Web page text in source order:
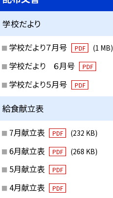
学校だより
学校だより７月号 PDF (1 MB)
学校だより ６月号 PDF
学校だより５月号 PDF
給食献立表
7月献立表 PDF (232 KB)
6月献立表 PDF (268 KB)
5月献立表 PDF
4月献立表 PDF